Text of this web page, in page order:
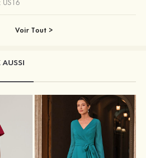
US16
Voir Tout >
AUSSI